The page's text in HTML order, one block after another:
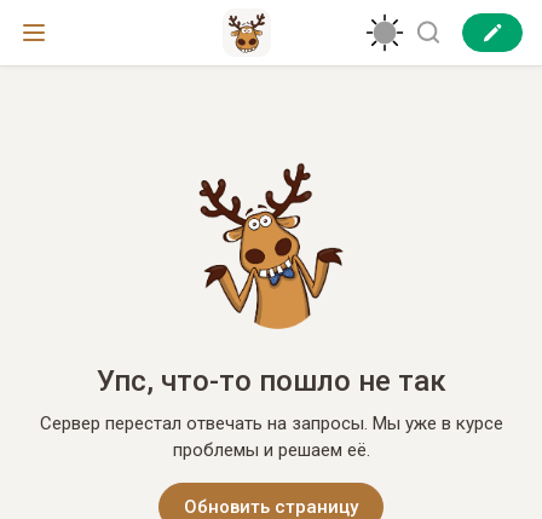
Упс, что-то пошло не так
Сервер перестал отвечать на запросы. Мы уже в курсе
проблемы и решаем её.
Обновить страницу